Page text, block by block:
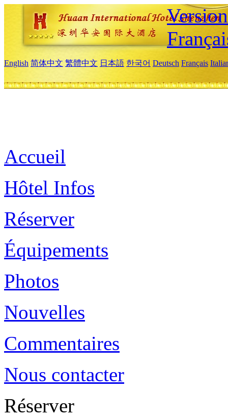
English 简体中文 繁體中文 日本語 한국어 Deutsch Français
Accueil
Hôtel Infos
Réserver
Équipements
Photos
Nouvelles
Commentaires
Nous contacter
Réserver